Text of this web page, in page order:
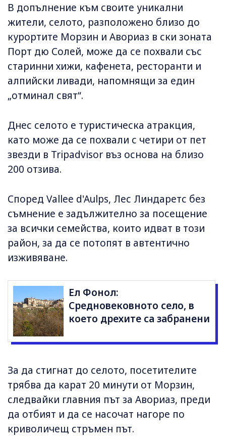
В допълнение към своите уникални
жители, селото, разположено близо до
курортите Морзин и Авориаз в ски зоната
Порт дю Солей, може да се похвали със
старинни хижи, кафенета, ресторанти и
алпийски ливади, напомнящи за един
„отминал свят“.
Днес селото е туристическа атракция,
като може да се похвали с четири от пет
звезди в Tripadvisor въз основа на близо
200 отзива.
Според Vallee d'Aulps, Лес Линдаретс без
съмнение е задължително за посещение
за всички семейства, които идват в този
район, за да се потопят в автентично
изживяване.
Ел Фонол:
Средновековното село, в
което дрехите са забранени
За да стигнат до селото, посетителите
трябва да карат 20 минути от Морзин,
следвайки главния път за Авориаз, преди
да отбият и да се насочат нагоре по
криволичещ стръмен път.